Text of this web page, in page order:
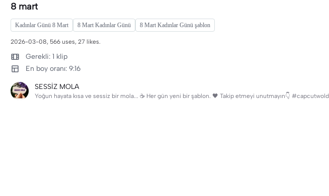
8 mart
Kadınlar Günü 8 Mart 8 Mart Kadınlar Günü 8 Mart Kadınlar Günü şablon
2026-03-08, 566 uses, 27 likes.
Gerekli: 1 klip
En boy oranı: 9:16
SESSİZ MOLA
Yoğun hayata kısa ve sessiz bir mola... ☕ Her gün yeni bir şablon. 🖤 Takip etmeyi unutmayın👇 #capcutwold